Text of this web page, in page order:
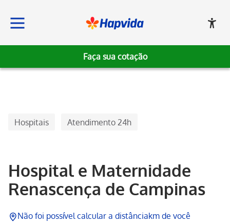
Faça sua cotação
Hospitais Atendimento 24h
Hospital e Maternidade
Renascença de Campinas
Não foi possível calcular a distânciakm de você